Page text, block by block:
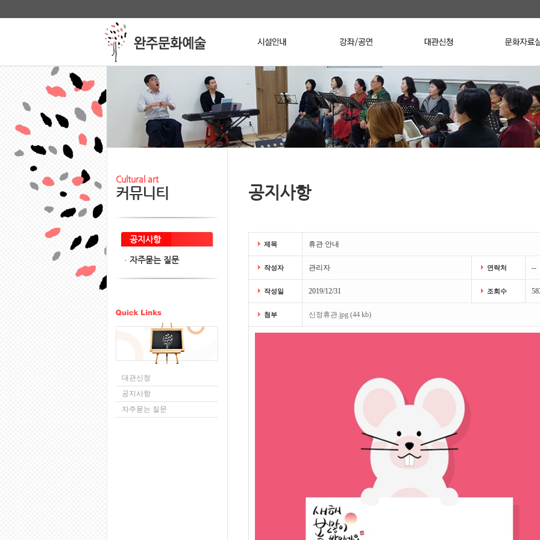
Cultural art
커뮤니티
공지사항
자주묻는 질문
대관신청
공지사항
자주묻는 질문
공지사항
제목 휴관 안내
작성자 관리자 연락처 --
작성일 2019/12/31 조회수
첨부 신정휴관.jpg (44 kb)